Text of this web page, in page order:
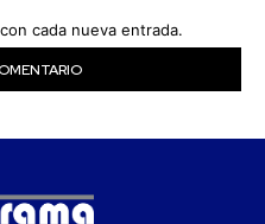
cada nueva entrada.